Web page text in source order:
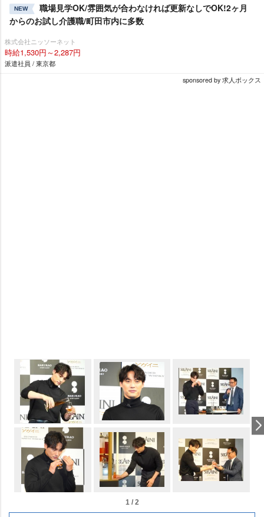
NEW
職場見学OK/雰囲気が合わなければ更新なしでOK!2ヶ月
からのお試し介護職/町田市内に多数
株式会社ニッソーネット
時給1,530円～2,287円
派遣社員 / 東京都
sponsored by 求人ボックス
1 / 2